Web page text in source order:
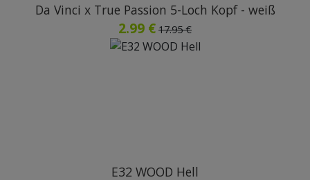
Da Vinci x True Passion 5-Loch Kopf - weiß
2.99 € 17.95 €
E32 WOOD Hell